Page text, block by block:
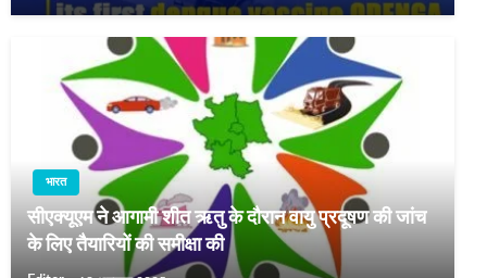
भारत
सीएक्यूएम ने आगामी शीत ऋतु के दौरान वायु प्रदूषण की जांच
के लिए तैयारियों की समीक्षा की